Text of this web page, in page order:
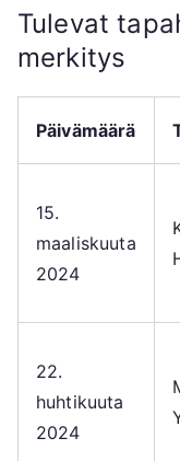
Tulevat
merkitys
Päivämäärä
15.
maaliskuuta
2024
22.
huhtikuuta
2024